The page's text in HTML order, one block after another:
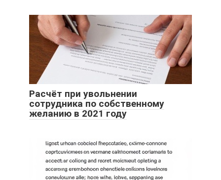
Расчёт при увольнении
сотрудника по собственному
желанию в 2021 году